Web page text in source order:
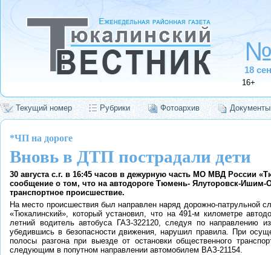
18
16+
Текущий номер Рубрики Фотоархив Документы
*ЧП на дороге
Вновь в ДТП пострадали дети
30 августа с.г. в 16:45 часов в дежурную часть МО МВД России
сообщение о том, что на автодороге Тюмень- Ялуторовск-
транспортное происшествие.
На место происшествия был направлен наряд дорожно-
«Тюкалинский», который установил, что на 491-м километре
летний водитель автобуса ГАЗ-322120, следуя по направлению
убедившись в безопасности движения, нарушил правила. При
полосы разгона при выезде от остановки общественного
следующим в попутном направлении автомобилем ВАЗ-21154.